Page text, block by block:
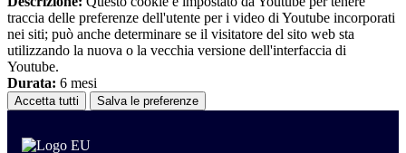
traccia delle preferenze dell'utente per i video di Youtube incorporati
nei siti; può anche determinare se il visitatore del sito web sta
utilizzando la nuova o la vecchia versione dell'interfaccia di
Youtube.
Durata: 6 mesi
Accetta tutti Salva le preferenze